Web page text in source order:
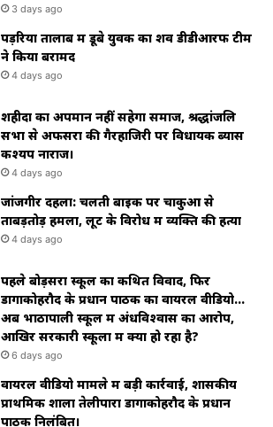
3 days ago
पड़रिया तालाब में डूबे युवक का शव डीडीआरफ टीम
ने किया बरामद
4 days ago
शहीदों का अपमान नहीं सहेगा समाज, श्रद्धांजलि
सभा से अफसरों की गैरहाजिरी पर विधायक ब्यास
कश्यप नाराज।
4 days ago
जांजगीर दहला: चलती बाइक पर चाकुओं से
ताबड़तोड़ हमला, लूट के विरोध में व्यक्ति की हत्या
4 days ago
पहले बोड़सरा स्कूल का कथित विवाद, फिर
डोंगाकोहरौद के प्रधान पाठक का वायरल वीडियो…
अब भाठापाली स्कूल में अंधविश्वास का आरोप,
आखिर सरकारी स्कूलों में क्या हो रहा है?
6 days ago
वायरल वीडियो मामले में बड़ी कार्रवाई, शासकीय
प्राथमिक शाला तेलीपारा डोंगाकोहरौद के प्रधान
पाठक निलंबित।